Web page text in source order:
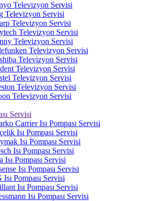
Televizyon Servisi
Televizyon Servisi
Televizyon Servisi
Televizyon Servisi
Televizyon Servisi
Televizyon Servisi
Televizyon Servisi
Televizyon Servisi
Televizyon Servisi
Televizyon Servisi
Televizyon Servisi
Servisi
Carrier Isı Pompası Servisi
Isı Pompası Servisi
Isı Pompası Servisi
Isı Pompası Servisi
Isı Pompası Servisi
Isı Pompası Servisi
Isı Pompası Servisi
Isı Pompası Servisi
Isı Pompası Servisi